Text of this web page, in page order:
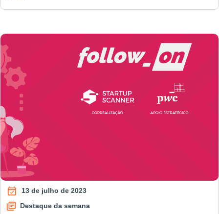
13 de julho de 2023
Destaque da semana